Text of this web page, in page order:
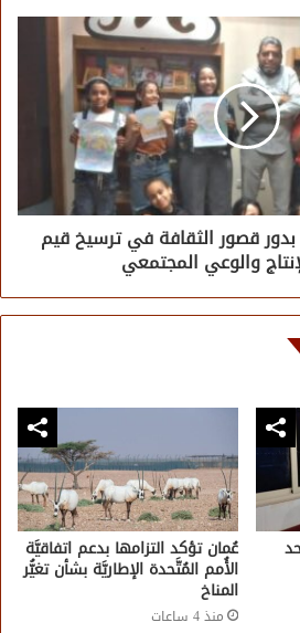
قصور الثقافة في ترسيخ قيم
والوعي المجتمعي
عُمان تؤكد التزامها بدعم اتفاقيَّة
الأُمم المُتَّحدة الإطاريَّة بشأن تغيُّر
المناخ
منذ 4 ساعات